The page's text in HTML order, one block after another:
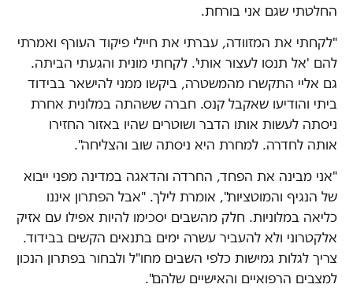
החלטתי שגם אני בורחת.
"לקחתי את המזוודה, עברתי את חיילי פיקוד העורף ואמרתי
להם 'אל תנסו לעצור אותי'. לקחתי מונית והגעתי הביתה.
גם אליי התקשרו מהמשטרה, ביקשו ממני להישאר בבידוד
ביתי והודיעו שאקבל קנס. חברה ששהתה במלונית אחרת
ניסתה לעשות אותו הדבר ושוטרים שהיו באזור החזירו
אותה לחדרה. למחרת היא ניסתה שוב והצליחה".
"אני מבינה את הפחד, החרדה והדאגה במדינה מפני ייבוא
של הנגיף והמוטציות", אומרת לילך. "אבל הפתרון איננו
כליאה במלוניות. חלק מהשבים יסכימו להיות אפילו עם אזיק
אלקטרוני ולא להעביר עשרה ימים בתנאים הקשים בבידוד.
צריך לגלות גמישות כלפי השבים מחו"ל ולבחור בפתרון הנכון
למצבים הרפואיים והאישיים שלהם".